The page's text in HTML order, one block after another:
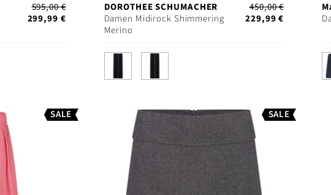
595,00 €
299,99 €
DOROTHEE SCHUMACHER
Damen Midirock Shimmering
Merino
450,00 €
229,99 €
SALE SALE